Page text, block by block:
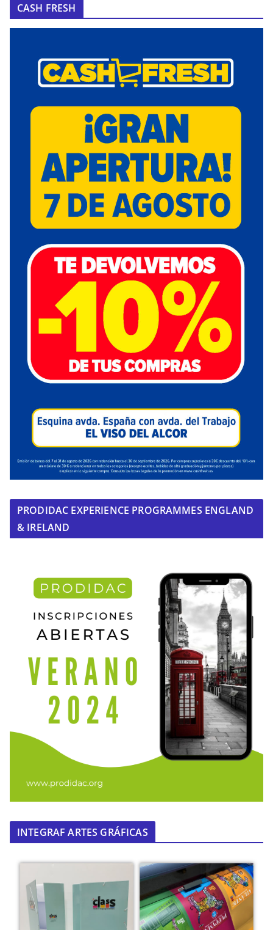
CASH FRESH
PRODIDAC EXPERIENCE PROGRAMMES ENGLAND
& IRELAND
INTEGRAF ARTES GRÁFICAS